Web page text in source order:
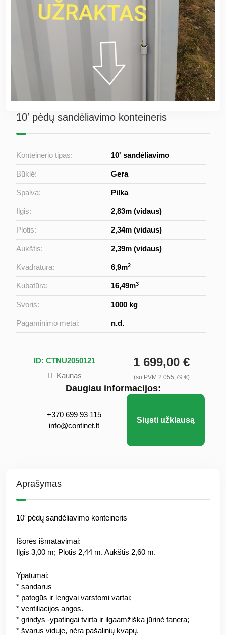
10′ pėdų sandėliavimo konteineris
Konteinerio tipas: 10' sandėliavimo
Būklė: Gera
Spalva: Pilka
Ilgis: 2,83m (vidaus)
Plotis: 2,34m (vidaus)
Aukštis: 2,39m (vidaus)
Kvadratūra: 6,9m2
Kubatūra: 16,49m3
Svoris: 1000 kg
Pagaminimo metai: n.d.
ID: CTNU2050121
Kaunas
1 699,00 €
(su PVM 2 055,79 €)
Daugiau informacijos:
+370 699 93 115
info@continet.lt
Siųsti užklausą
Aprašymas
10′ pėdų sandėliavimo konteineris
Išorės išmatavimai:
Ilgis 3,00 m; Plotis 2,44 m. Aukštis 2,60 m.
Ypatumai:
* sandarus
* patogūs ir lengvai varstomi vartai;
* ventiliacijos angos.
* grindys -ypatingai tvirta ir ilgaamžiška jūrinė fanera;
* švarus viduje, nėra pašalinių kvapų.